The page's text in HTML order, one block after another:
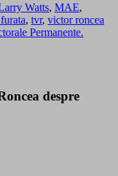
Watts, MAE,
, tvr, victor roncea
Permanente.
despre